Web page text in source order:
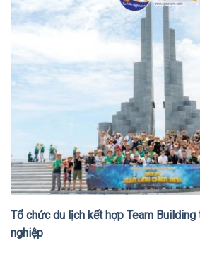
Tổ chức du lịch kết hợp Team Building
nghiệp